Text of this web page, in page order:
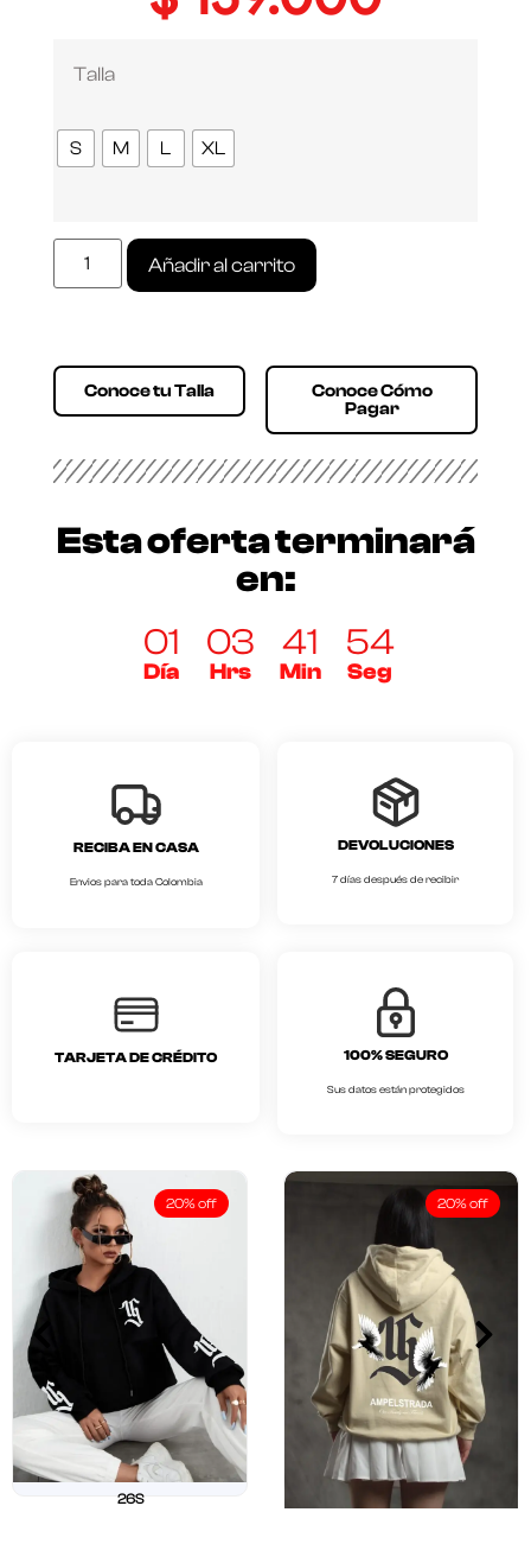
Talla
S M L XL
Añadir al carrito
Conoce tu Talla
Conoce Cómo
Pagar
Esta oferta terminará
en:
01
Día
03
Hrs
41
Min
54
Seg
RECIBA EN CASA
Envios para toda Colombia
DEVOLUCIONES
7 días después de recibir
TARJETA DE CRÉDITO 100% SEGURO
Sus datos están protegidos
20% off
26S
20% off